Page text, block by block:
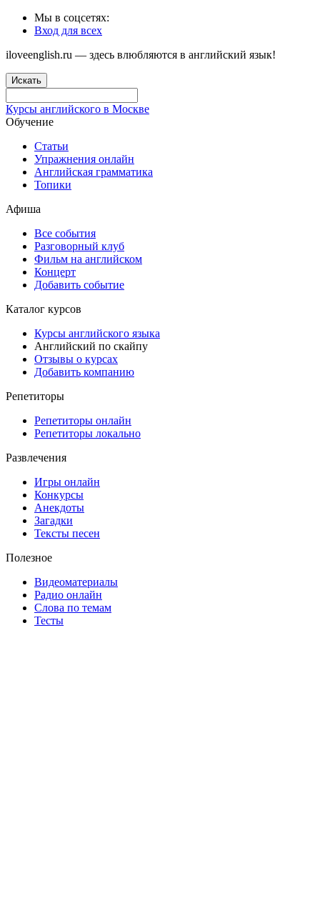
Мы в соцсетях:
Вход для всех
iloveenglish.ru — здесь влюбляются в английский язык!
Искать
Курсы английского в Москве
Обучение
Статьи
Упражнения онлайн
Английская грамматика
Топики
Афиша
Все события
Разговорный клуб
Фильм на английском
Концерт
Добавить событие
Каталог курсов
Курсы английского языка
Английский по скайпу
Отзывы о курсах
Добавить компанию
Репетиторы
Репетиторы онлайн
Репетиторы локально
Развлечения
Игры онлайн
Конкурсы
Анекдоты
Загадки
Тексты песен
Полезное
Видеоматериалы
Радио онлайн
Слова по темам
Тесты